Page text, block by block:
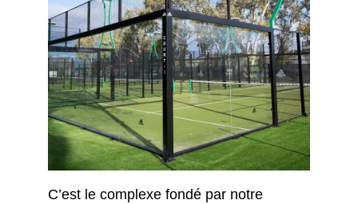
C’est le complexe fondé par notre